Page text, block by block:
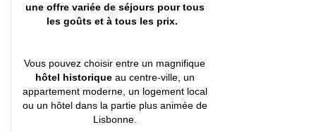
une offre variée de séjours pour tous
les goûts et à tous les prix.
Vous pouvez choisir entre un magnifique
hôtel historique au centre-ville, un
appartement moderne, un logement local
ou un hôtel dans la partie plus animée de
Lisbonne.